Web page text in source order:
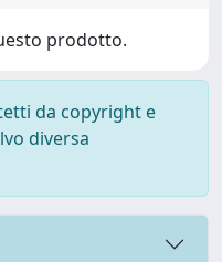
prodotto.
da copyright e
diversa